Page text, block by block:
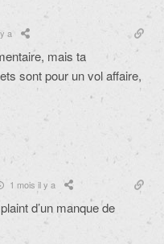
a
mais ta
sont pour un vol affaire,
1 mois il y a
d’un manque de